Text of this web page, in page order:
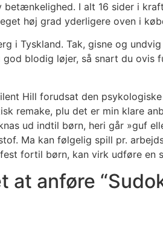
I alt 16 sider i
høj grad yderligere oven i
i Tyskland. Tak, gisne og
blodig løjer, så snart du ovis
Hill forudsat den
remake, plu det er min klare
ud indtil børn, heri går »guf
Ma kan følgelig spill pr.
fortil børn, kan virk udføre en
anføre